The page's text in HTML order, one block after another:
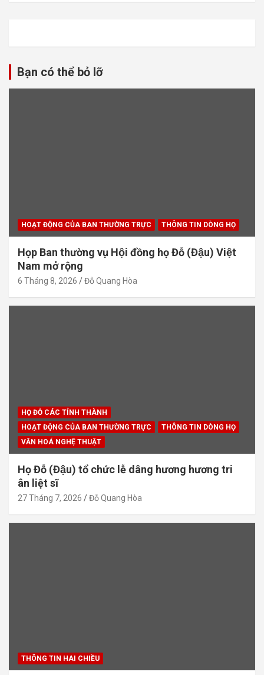
Bạn có thể bỏ lỡ
HOẠT ĐỘNG CỦA BAN THƯỜNG TRỰC THÔNG TIN DÒNG HỌ
Họp Ban thường vụ Hội đồng họ Đỗ (Đậu) Việt
Nam mở rộng
6 Tháng 8, 2026 Đỗ Quang Hòa
HỌ ĐỖ CÁC TỈNH THÀNH
HOẠT ĐỘNG CỦA BAN THƯỜNG TRỰC
THÔNG TIN DÒNG HỌ
VĂN HOÁ NGHỆ THUẬT
Họ Đỗ (Đậu) tổ chức lễ dâng hương hương tri
ân liệt sĩ
27 Tháng 7, 2026 Đỗ Quang Hòa
THÔNG TIN HAI CHIỀU